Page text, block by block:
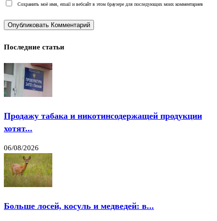
Сохранить моё имя, email и вебсайт в этом браузере для последующих моих комментариев
Последние статьи
Продажу табака и никотинсодержащей продукции
хотят...
06/08/2026
Больше лосей, косуль и медведей: в...